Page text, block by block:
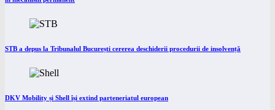
STB a depus la Tribunalul București cererea deschiderii procedurii de insolvență
DKV Mobility și Shell își extind parteneriatul european